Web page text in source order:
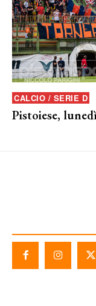
CALCIO / SERIE D
Pistoiese,